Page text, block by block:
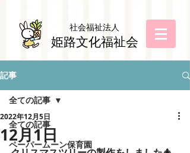
社会福祉法人
姫路文化福祉会
記事
全ての記事
ペーパームーン保育園
全ての記事
12月1日
2022年12月5日